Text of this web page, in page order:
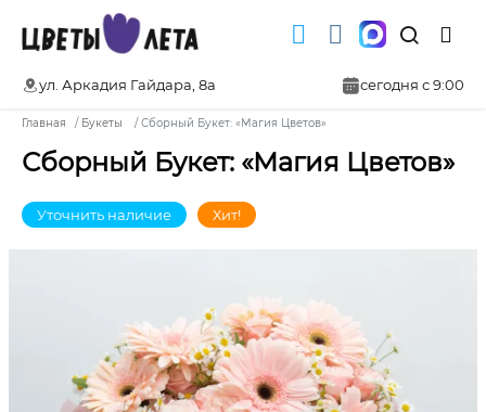
ул. Аркадия Гайдара, 8а сегодня с 9:00
Главная Букеты Сборный Букет: «Магия Цветов»
Сборный Букет: «Магия Цветов»
Уточнить наличие Хит!